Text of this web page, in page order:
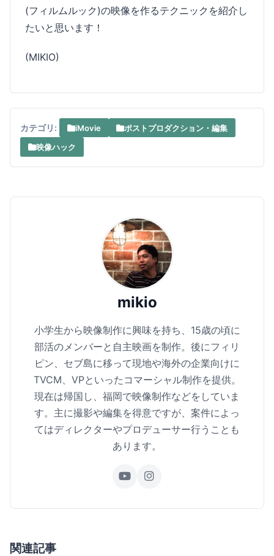
(フィルムルック)の映像を作るテクニックを紹介し
たいと思います！
(MIKIO)
カテゴリ: iMovie
ポストプロダクション・編集
映像ハック
mikio
小学生から映像制作に興味を持ち、15歳の頃に
部活のメンバーと自主映画を制作。後にフィリ
ピン、セブ島に移って現地や海外の企業向けに
TVCM、VPといったコマーシャル制作を提供。
現在は帰国し、福岡で映像制作などをしていま
す。主に撮影や編集を得意ですが、案件によっ
てはディレクターやプロデューサー行うことも
あります。
関連記事